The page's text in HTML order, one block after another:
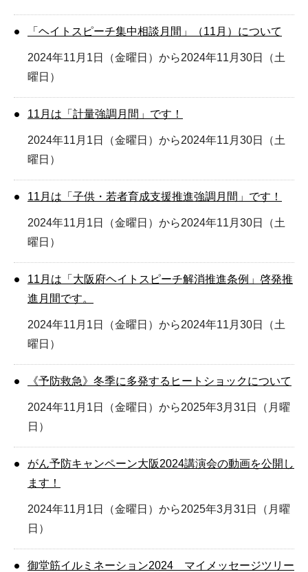
「ヘイトスピーチ集中相談月間」（11月）について
2024年11月1日（金曜日）から2024年11月30日（土
曜日）
11月は「計量強調月間」です！
2024年11月1日（金曜日）から2024年11月30日（土
曜日）
11月は「子供・若者育成支援推進強調月間」です！
2024年11月1日（金曜日）から2024年11月30日（土
曜日）
11月は「大阪府ヘイトスピーチ解消推進条例」啓発推
進月間です。
2024年11月1日（金曜日）から2024年11月30日（土
曜日）
《予防救急》冬季に多発するヒートショックについて
2024年11月1日（金曜日）から2025年3月31日（月曜
日）
がん予防キャンペーン大阪2024講演会の動画を公開し
ます！
2024年11月1日（金曜日）から2025年3月31日（月曜
日）
御堂筋イルミネーション2024 マイメッセージツリー